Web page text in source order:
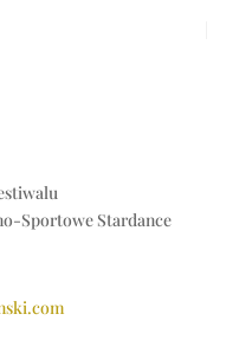
Sportowe Stardance